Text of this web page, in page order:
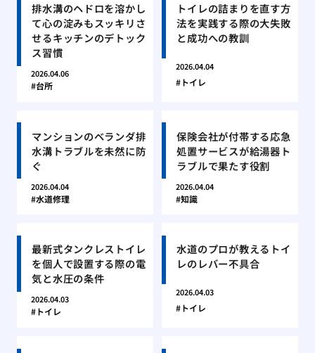
排水溝のヘドロを溶かし
て心の淀みもスッキリさ
せるキッチンのデトック
ス習慣
2026.04.06
台所
トイレの詰まりを直す方
法を実践する際の大失敗
と成功への教訓
2026.04.04
トイレ
マンションのベランダ排
水溝トラブルを未然に防
ぐ
2026.04.04
水道修理
保険会社が付帯する応急
処置サービスが給湯器ト
ラブルで果たす役割
2026.04.04
知識
最新式タンクレストイレ
を個人で設置する際の電
気と水圧の条件
2026.04.03
トイレ
水道のプロが教えるトイ
レのレバー不具合
2026.04.03
トイレ